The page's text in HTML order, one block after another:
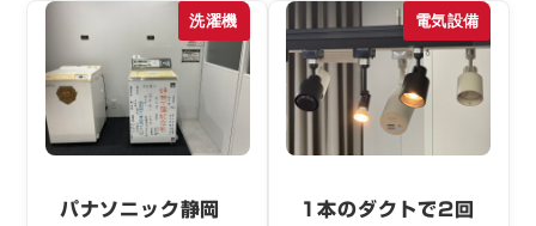
洗濯機
パナソニック静岡
電気設備
1本のダクトで2回